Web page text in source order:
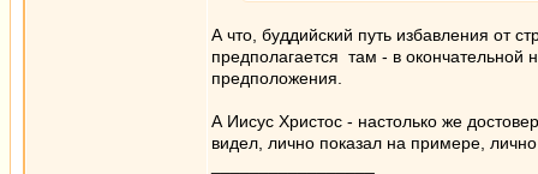
А что, буддийский путь избавления от
предполагается там - в окончательной
предположения.
А Иисус Христос - настолько же
видел, лично показал на примере,